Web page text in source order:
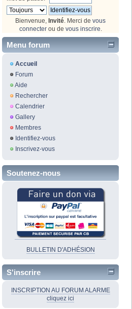
Bienvenue, Invité . Merci de vous
connecterou de vous inscrire
Menu forum
Accueil
Forum
Aide
Rechercher
Calendrier
Gallery
Membres
Identifiez-vous
Inscrivez-vous
Soutenez-nous
BULLETIN D'ADHÉSION
S'inscrire
INSCRIPTION AU FORUM ALARME
cliquez ici